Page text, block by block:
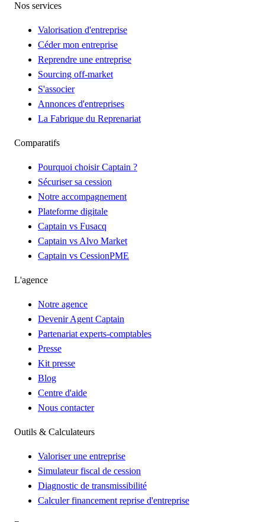
Nos services
Valorisation d'entreprise
Céder mon entreprise
Reprendre une entreprise
Sourcing off-market
S'associer
Annonces d'entreprises
La Fabrique du Reprenariat
Comparatifs
Pourquoi choisir Captain ?
Sécuriser sa cession
Notre accompagnement
Plateforme digitale
Captain vs Fusacq
Captain vs Alvo Market
Captain vs CessionPME
L'agence
Notre agence
Devenir Agent Captain
Partenariat experts-comptables
Presse
Kit presse
Blog
Centre d'aide
Nous contacter
Outils & Calculateurs
Valoriser une entreprise
Simulateur fiscal de cession
Diagnostic de transmissibilité
Calculer financement reprise d'entreprise